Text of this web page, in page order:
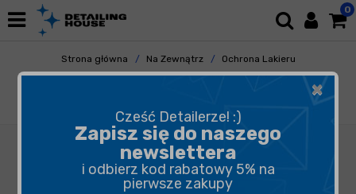
0
Strona główna Na Zewnątrz
Ochrona Lakieru
Powłoki Ceramiczne
×
Cześć Detailerze! :)
Zapisz się do naszego
newslettera
i odbierz kod rabatowy 5% na
pierwsze zakupy